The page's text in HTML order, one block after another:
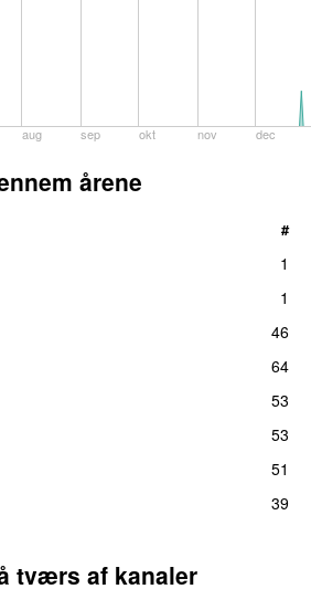
aug sep okt nov dec
årene
#
1
1
46
64
53
53
51
39
tværs af kanaler